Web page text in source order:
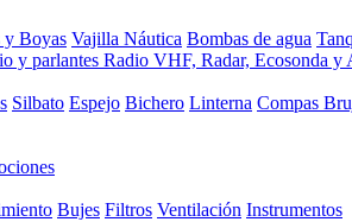
y Boyas Vajilla Náutica Bombas de agua
y parlantes Radio VHF, Radar, Ecosonda y
Silbato Espejo Bichero Linterna Compas
Bujes Filtros Ventilación Instrumentos